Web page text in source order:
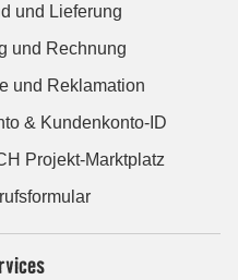
und Lieferung
und Rechnung
und Reklamation
& Kundenkonto-ID
Projekt-Marktplatz